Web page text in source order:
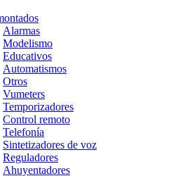
Alarmas
Modelismo
Educativos
Automatismos
Otros
Vumeters
Temporizadores
Control remoto
Telefonía
Sintetizadores de voz
Reguladores
Ahuyentadores